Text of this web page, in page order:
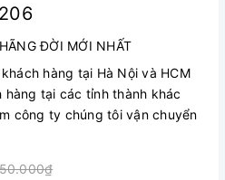
ĐỜI MỚI NHẤT
hàng tại Hà Nội và HCM
tại các tỉnh thành khác
công ty chúng tôi vận chuyển